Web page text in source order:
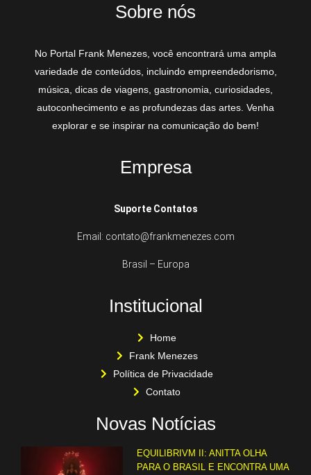
Sobre nós
No Portal Frank Menezes, você encontrará uma ampla
variedade de conteúdos, incluindo empreendedorismo,
música, dicas de viagens, gastronomia, curiosidades,
autoconhecimento e as profundezas das artes. Venha
explorar e se inspirar na comunicação do bem!
Empresa
Suporte Contatos
Email: contato@frankmenezes.com
Brasil – Europa
Institucional
Home
Frank Menezes
Política de Privacidade
Contato
Novas Notícias
EQUILIBRIVM II: ANITTA OLHA
PARA O BRASIL E ENCONTRA UMA